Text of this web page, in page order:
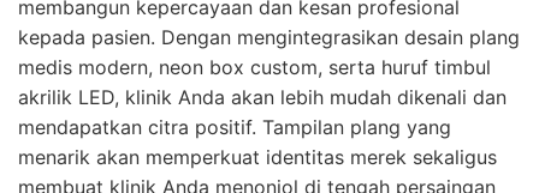
membangun kepercayaan dan kesan profesional
kepada pasien. Dengan mengintegrasikan desain plang
medis modern, neon box custom, serta huruf timbul
akrilik LED, klinik Anda akan lebih mudah dikenali dan
mendapatkan citra positif. Tampilan plang yang
menarik akan memperkuat identitas merek sekaligus
membuat klinik Anda menonjol di tengah persaingan